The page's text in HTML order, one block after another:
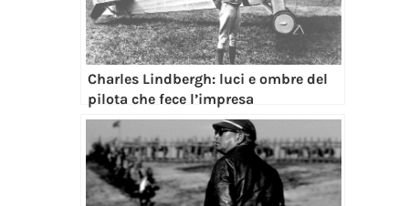
Charles Lindbergh: luci e ombre del
pilota che fece l’impresa